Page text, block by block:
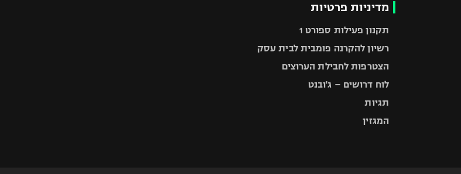
מדיניות פרטיות
תקנון פעילות ספורט 1
רשיון להקרנה פומבית לבית עסק
הצטרפות לחבילת הערוצים
לוח דרושים – ג'ובנט
תגיות
המגזין